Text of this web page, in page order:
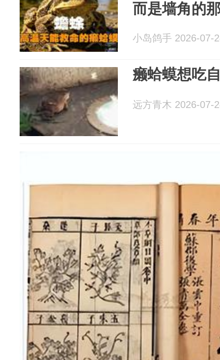
而是墙角的
小岛鸽手 2026-07-
癞蛤蟆想吃
远方青木 2026-07-